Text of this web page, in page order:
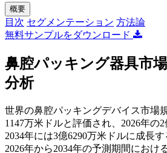
概要
目次 セグメンテーション 方法論
無料サンプルをダウンロード
鼻腔パッキング器具市
分析
世界の鼻腔パッキングデバイス市場
1147万米ドルと評価され、2026年の
2034年には3億6290万米ドルに成長
2026年から2034年の予測期間におけ